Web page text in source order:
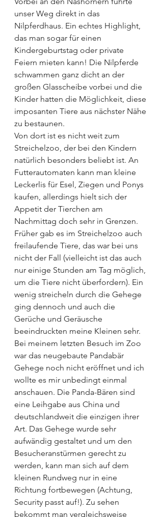
unser Weg direkt in das
Nilpferdhaus. Ein echtes Highlight,
das man sogar für einen
Kindergeburtstag oder private
Feiern mieten kann! Die Nilpferde
schwammen ganz dicht an der
großen Glasscheibe vorbei und die
Kinder hatten die Möglichkeit, diese
imposanten Tiere aus nächster Nähe
zu bestaunen.
Von dort ist es nicht weit zum
Streichelzoo, der bei den Kindern
natürlich besonders beliebt ist. An
Futterautomaten kann man kleine
Leckerlis für Esel, Ziegen und Ponys
kaufen, allerdings hielt sich der
Appetit der Tierchen am
Nachmittag doch sehr in Grenzen.
Früher gab es im Streichelzoo auch
freilaufende Tiere, das war bei uns
nicht der Fall (vielleicht ist das auch
nur einige Stunden am Tag möglich,
um die Tiere nicht überfordern). Ein
wenig streicheln durch die Gehege
ging dennoch und auch die
Gerüche und Geräusche
beeindruckten meine Kleinen sehr.
Bei meinem letzten Besuch im Zoo
war das neugebaute Pandabär
Gehege noch nicht eröffnet und ich
wollte es mir unbedingt einmal
anschauen. Die Panda-Bären sind
eine Leihgabe aus China und
deutschlandweit die einzigen ihrer
Art. Das Gehege wurde sehr
aufwändig gestaltet und um den
Besucheranstürmen gerecht zu
werden, kann man sich auf dem
kleinen Rundweg nur in eine
Richtung fortbewegen (Achtung,
Security passt auf!). Zu sehen
bekommt man vergleichsweise